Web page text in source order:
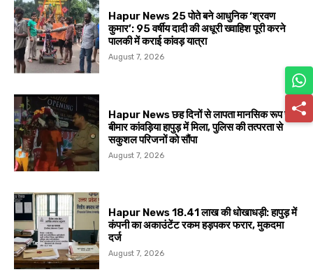
Hapur News 25 पोते बने आधुनिक ‘श्रवण
कुमार’: 95 वर्षीय दादी की अधूरी ख्वाहिश पूरी करने
पालकी में कराई कांवड़ यात्रा
August 7, 2026
Hapur News छह दिनों से लापता मानसिक रूप से
बीमार कांवड़िया हापुड़ में मिला, पुलिस की तत्परता से
सकुशल परिजनों को सौंपा
August 7, 2026
Hapur News 18.41 लाख की धोखाधड़ी: हापुड़ में
कंपनी का अकाउंटेंट रकम हड़पकर फरार, मुकदमा
दर्ज
August 7, 2026